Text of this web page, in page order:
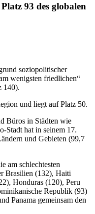
93 des globalen
soziopolitischer
wenigsten friedlichen“
140).
und liegt auf Platz 50.
Büros in Städten wie
Stadt hat in seinem 17.
und Gebieten (99,7
am schlechtesten
Brasilien (132), Haiti
Honduras (120), Peru
Republik (93)
Panama gemeinsam den